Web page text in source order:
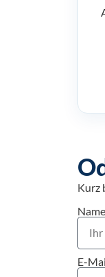
Kurz
Name
E-